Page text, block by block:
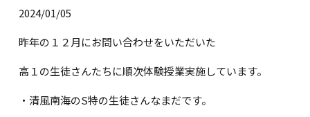
2024/01/05
昨年の１２月にお問い合わせをいただいた
高１の生徒さんたちに順次体験授業実施しています。
・清風南海のS特の生徒さんなまだです。